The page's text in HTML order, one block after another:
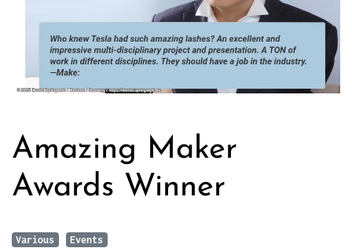
Amazing Maker
Awards Winner
Various Events